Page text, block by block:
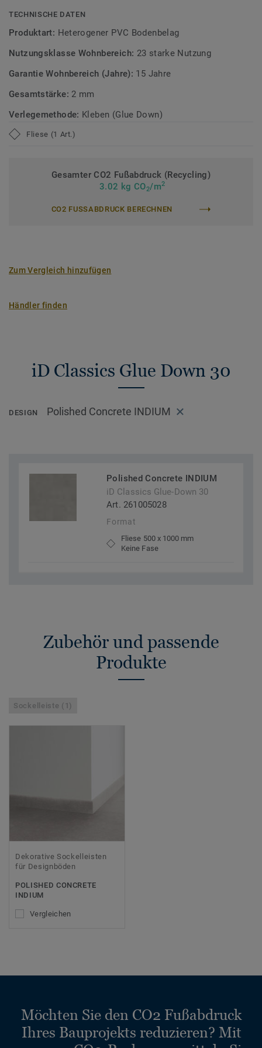
Zirkulär gedacht
recycelbar. Zudem ist der Bodenbelag phthalatfrei und
weist sehr niedrige VOC-Emissionen auf, geprüft nach
anerkannten Standards.
TECHNISCHE DATEN
Produktart: Heterogener PVC Bodenbelag
Nutzungsklasse Wohnbereich: 23 starke Nutzung
Garantie Wohnbereich (Jahre): 15 Jahre
Gesamtstärke: 2 mm
Verlegemethode: Kleben (Glue Down)
Fliese (1 Art.)
Gesamter CO2 Fußabdruck (Recycling)
3.02 kg CO2/m2
CO2 FUSSABDRUCK BERECHNEN
Zum Vergleich hinzufügen
Händler finden
iD Classics Glue Down 30
DESIGN Polished Concrete INDIUM
Polished Concrete INDIUM
iD Classics Glue-Down 30
Art. 261005028
Format
Fliese 500 x 1000 mm
Keine Fase
Zubehör und passende
Produkte
Sockelleiste (1)
Dekorative Sockelleisten
für Designböden
POLISHED CONCRETE
INDIUM
Vergleichen
Möchten Sie den CO2 Fußabdruck
Ihres Bauprojekts reduzieren? Mit